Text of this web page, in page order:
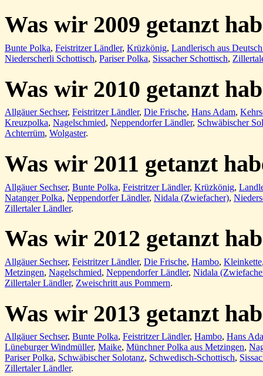
Was wir 2009 getanzt
Bunte Polka, Feistritzer Ländler, Krüzkönig, Landlerisch aus
Niederscherli Schottisch, Pariser Polka, Sissacher Schottisch,
Was wir 2010 getanzt
Allgäuer Sechser, Feistritzer Ländler, Die Frische, Hans Adam,
Kreuzpolka, Nagelschmied, Neppendorfer Ländler, Schwäbischer
Achterrüm, Wolgaster.
Was wir 2011 getanzt
Allgäuer Sechser, Bunte Polka, Feistritzer Ländler, Krüzkönig,
Natanger Polka, Neppendorfer Ländler, Nidala (Zwiefacher),
Zillertaler Ländler.
Was wir 2012 getanzt
Allgäuer Sechser, Feistritzer Ländler, Die Frische, Hambo, Kleinkette
Metzingen, Nagelschmied, Neppendorfer Ländler, Nidala
Zillertaler Ländler, Zweischritt aus Pommern.
Was wir 2013 getanzt
Allgäuer Sechser, Bunte Polka, Feistritzer Ländler, Hambo, Hans
Lüneburger Windmüller, Maike, Münchner Polka aus Metzingen,
Pariser Polka, Schwäbischer Solotanz, Schwedisch-Schottisch,
Zillertaler Ländler.